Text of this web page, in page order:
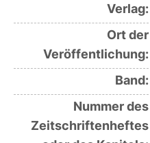
Verlag:
Ort der
Veröffentlichung:
Band:
Nummer des
Zeitschriftenheftes